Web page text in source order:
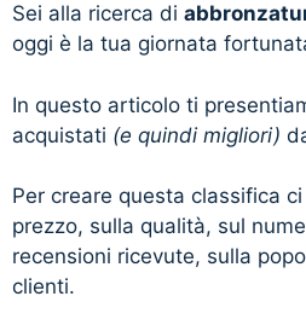
Sei alla ricerca di
oggi è la tua giornata
In questo articolo ti
acquistati (e quindi migliori)
Per creare questa classifica
prezzo, sulla qualità, sul
recensioni ricevute, sulla
clienti.